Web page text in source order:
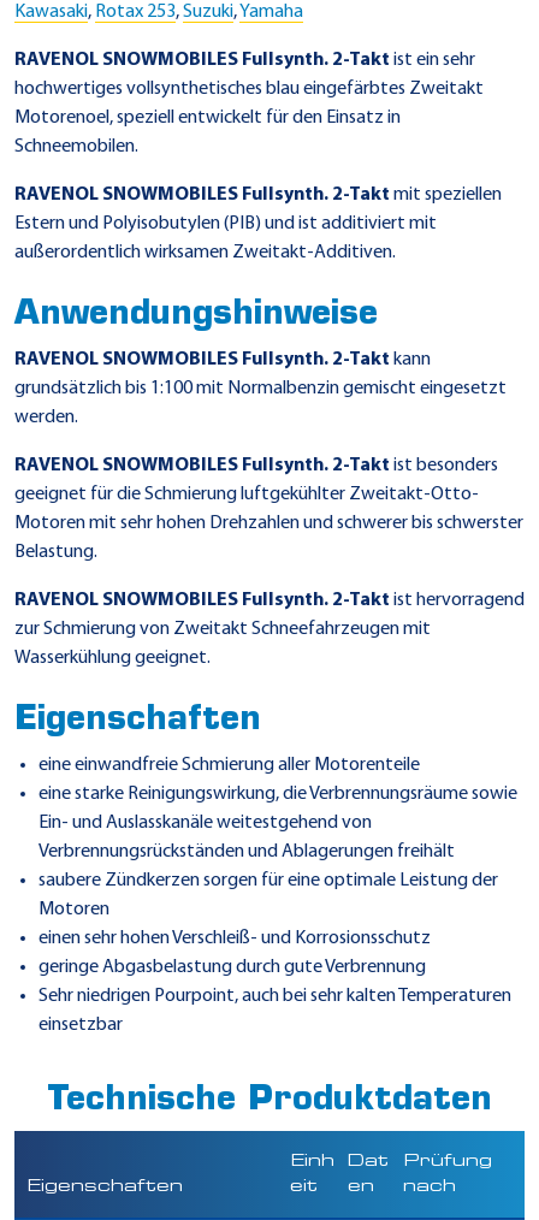
Kawasaki, Rotax 253,Suzuki,Yamaha
RAVENOL SNOWMOBILES Fullsynth. 2-Takt ist ein sehr
hochwertiges vollsynthetisches blau eingefärbtes Zweitakt
Motorenoel, speziell entwickelt für den Einsatz in
Schneemobilen.
RAVENOL SNOWMOBILES Fullsynth. 2-Takt mit speziellen
Estern und Polyisobutylen (PIB) und ist additiviert mit
außerordentlich wirksamen Zweitakt-Additiven.
Anwendungshinweise
RAVENOL SNOWMOBILES Fullsynth. 2-Takt kann
grundsätzlich bis 1:100 mit Normalbenzin gemischt eingesetzt
werden.
RAVENOL SNOWMOBILES Fullsynth. 2-Takt ist besonders
geeignet für die Schmierung luftgekühlter Zweitakt-Otto-
Motoren mit sehr hohen Drehzahlen und schwerer bis schwerster
Belastung.
RAVENOL SNOWMOBILES Fullsynth. 2-Takt ist hervorragend
zur Schmierung von Zweitakt Schneefahrzeugen mit
Wasserkühlung geeignet.
Eigenschaften
eine einwandfreie Schmierung aller Motorenteile
eine starke Reinigungswirkung, die Verbrennungsräume sowie
Ein- und Auslasskanäle weitestgehend von
Verbrennungsrückständen und Ablagerungen freihält
saubere Zündkerzen sorgen für eine optimale Leistung der
Motoren
einen sehr hohen Verschleiß- und Korrosionsschutz
geringe Abgasbelastung durch gute Verbrennung
Sehr niedrigen Pourpoint, auch bei sehr kalten Temperaturen
einsetzbar
Technische Produktdaten
Eigenschaften
Einh
eit
Dat
en
Prüfung
nach